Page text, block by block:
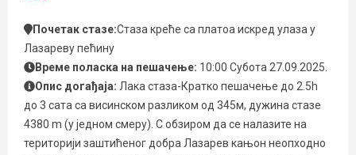
Почетак стазе:Стаза креће са платоа искред улаза у
Лазареву пећину
Време поласка на пешачење: 10:00 Субота 27.09.2025.
Опис догађаја: Лака стаза-Кратко пешачење до 2.5h
до 3 сата са висинском разликом од 345м, дужина стазе
4380 m (у једном смеру). С обзиром да се налазите на
територији заштићеног добра Лазарев кањон неопходно